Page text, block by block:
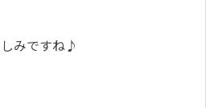
みですね♪